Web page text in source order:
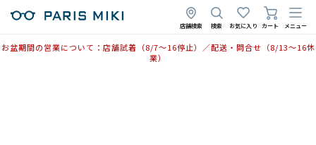
店舗検索 検索 お気に入り カート メニュー
お盆期間の営業について：店舗試着（8/7〜16停止）／配送・問合せ（8/13〜16休
業）